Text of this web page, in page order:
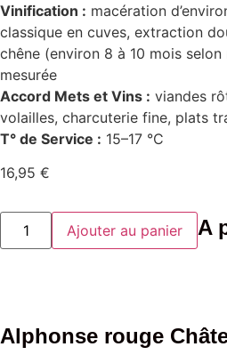
Vinification : macération
classique en cuves, extraction
chêne (environ 8 à 10 mois
mesurée
Accord Mets et Vins : viandes
volailles, charcuterie fine, plats
T° de Service : 15–17 °C
16,95 €
quantité
Alphonse
Ajouter au panier A
Alphonse rouge